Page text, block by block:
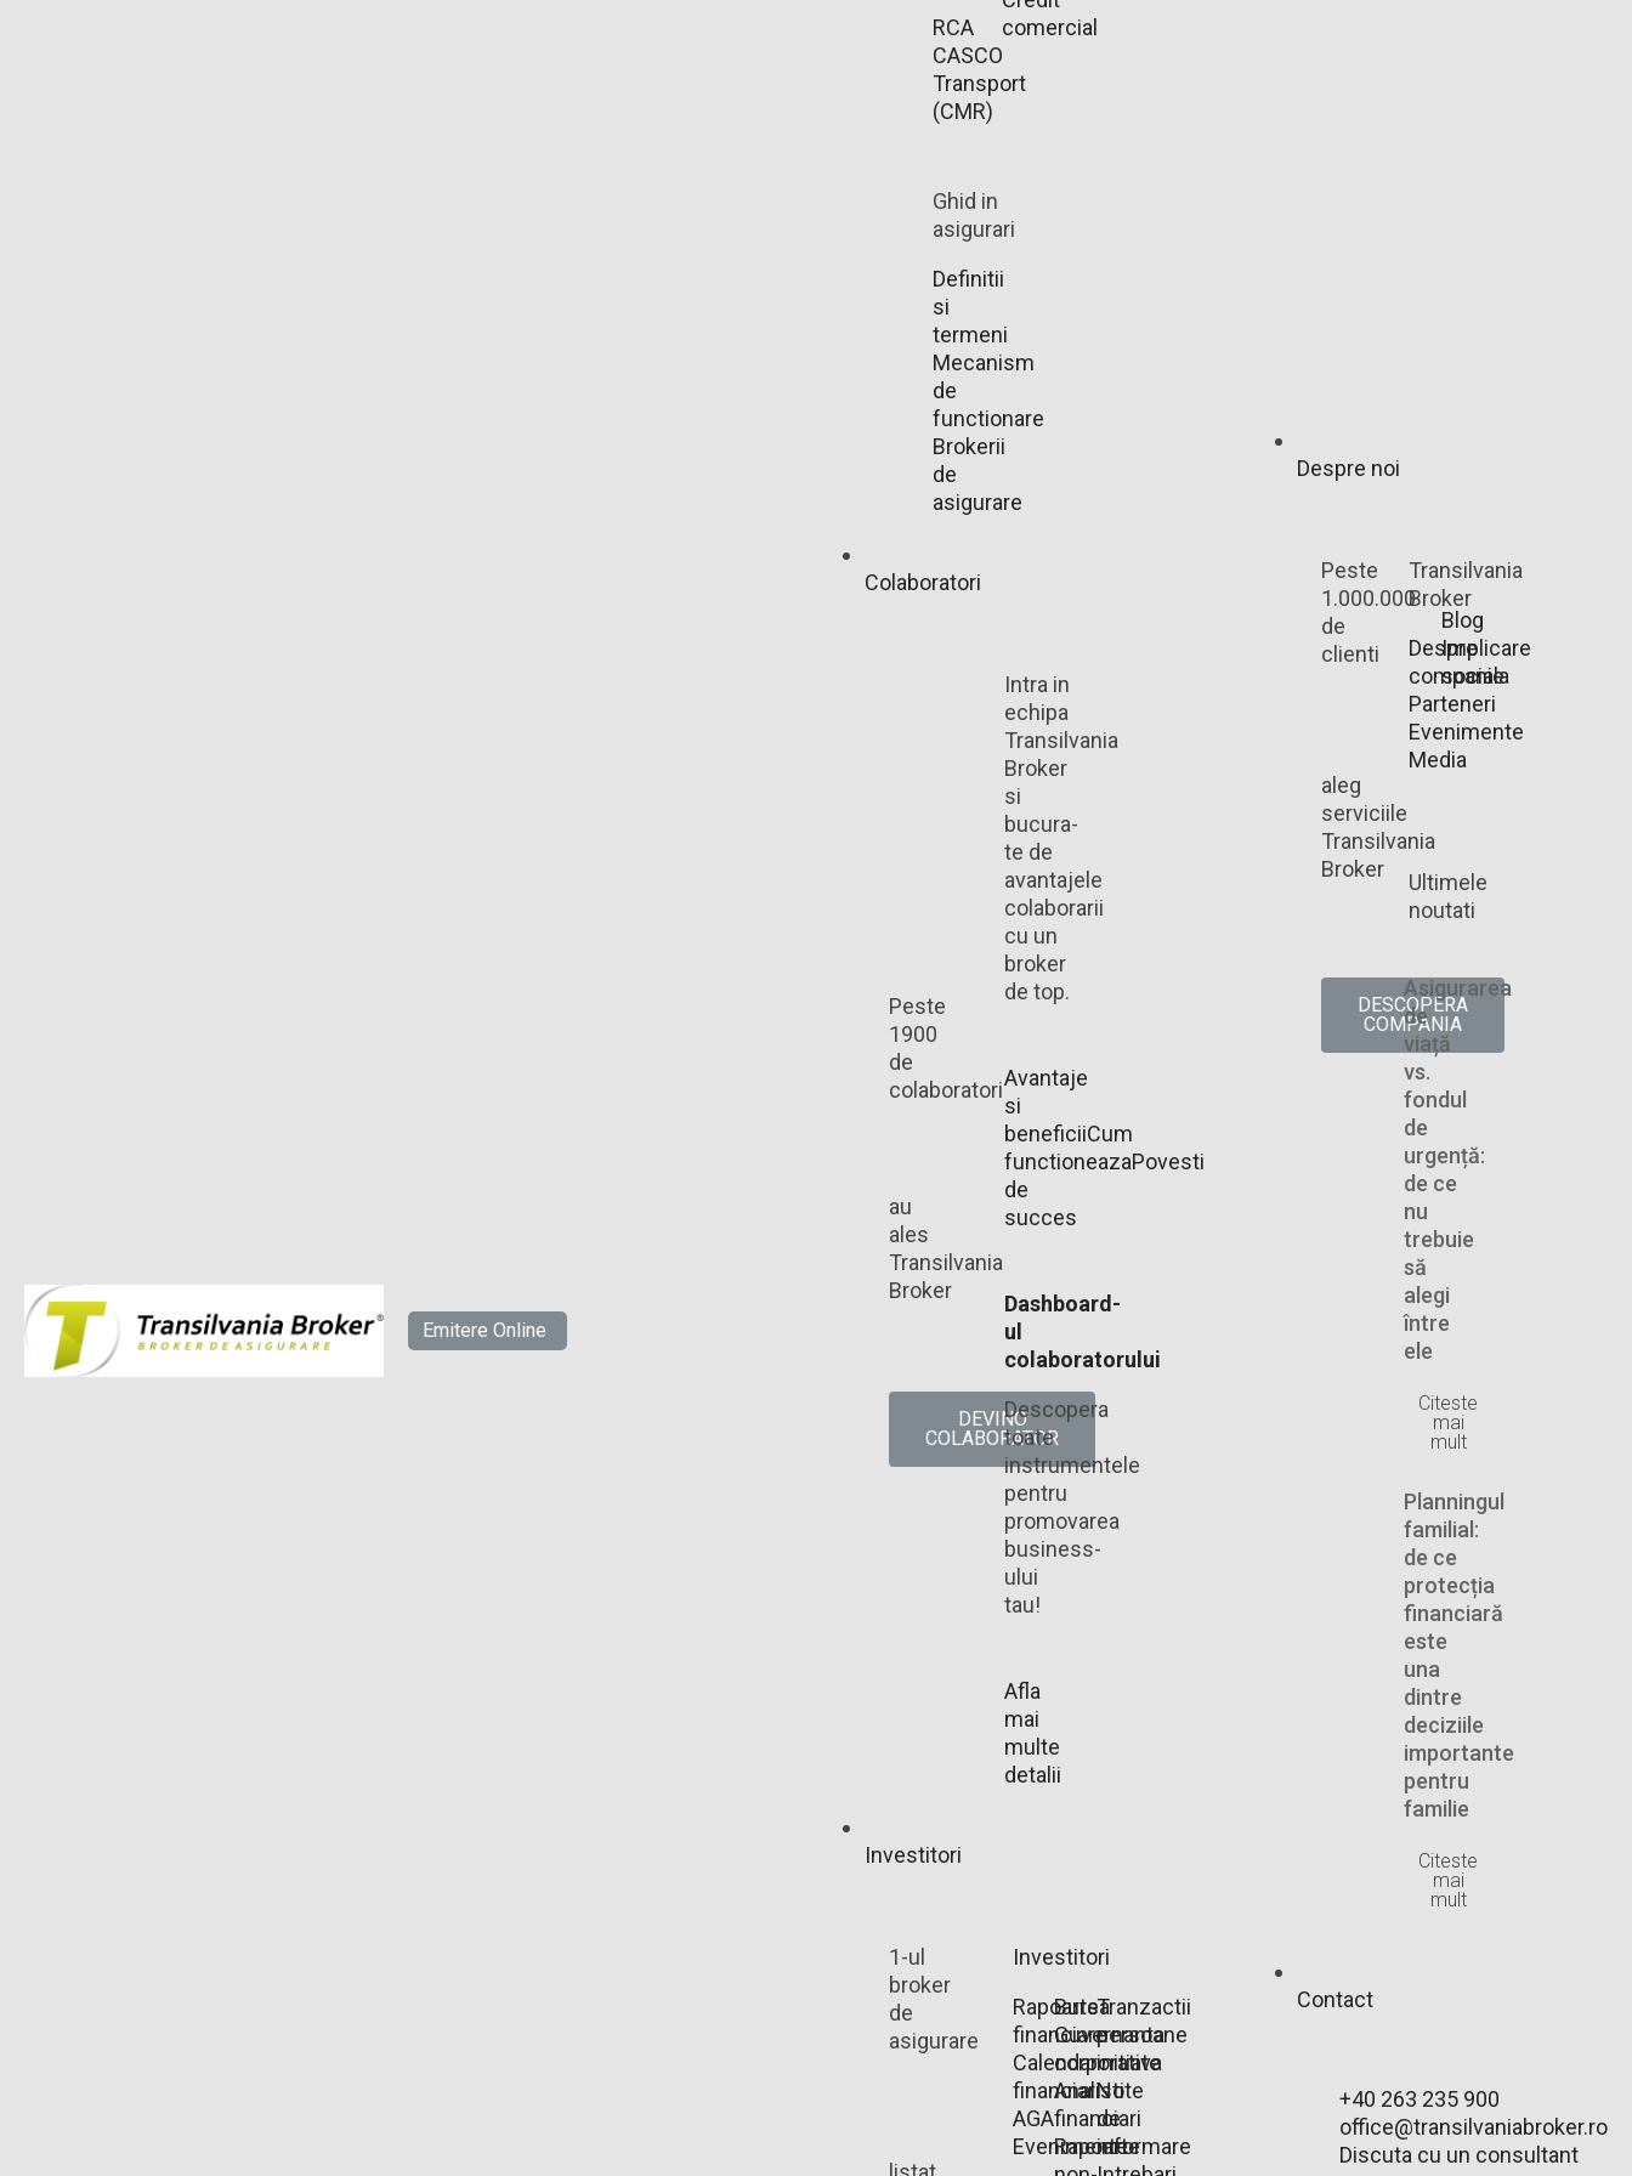
Emitere Online
RCA
CASCO
Transport
(CMR)
comercial
Ghid in
asigurari
Definitii
si
termeni
Mecanism
de
functionare
Brokerii
de
asigurare
Colaboratori
Peste
1900
de
colaboratori
au
ales
Transilvania
Broker​
DEVINO
COLABORATOR
Intra in
echipa
Transilvania
Broker
si
bucura-
te de
avantajele
colaborarii
cu un
broker
de top.
Avantaje
si
beneficiiCum
functioneazaPovesti
de
succes
Dashboard-
ul
colaboratorului
Descopera
toate
instrumentele
pentru
promovarea
business-
ului
tau!
Afla
mai
multe
detalii
Investitori
1-ul
broker
de
asigurare
Investitori
Rapoarte
financiare
Calendar
financiar
AGA
Evenimente
Bursa
Guvernanta
corporativa
Analisti
financiari
Rapoarte
Tranzactii
persoane
initiate
Note
de
informare
Despre noi
Peste
1.000.000
de
clienti
aleg
serviciile
Transilvania
Broker
DESCOPERA
COMPANIA
Transilvania
Broker
Despre
companie
Parteneri
Evenimente
Media
Blog
Implicare
sociala
Ultimele
noutati
Asigurarea
de
viață
vs.
fondul
de
urgență:
de ce
nu
trebuie
să
alegi
între
ele
Citeste
mai
mult
Planningul
familial:
de ce
protecția
financiară
este
una
dintre
deciziile
importante
pentru
familie
Citeste
mai
mult
Contact
+40 263 235 900
office@transilvaniabroker.ro
Discuta cu un consultant